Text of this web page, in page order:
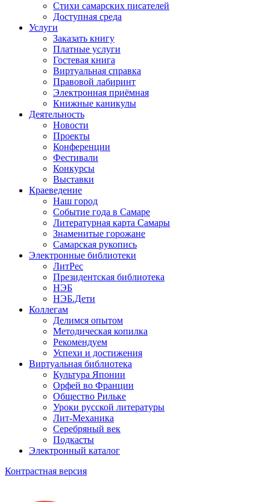
Стихи самарских писателей
Доступная среда
Услуги
Заказать книгу
Платные услуги
Гостевая книга
Виртуальная справка
Правовой лабиринт
Электронная приёмная
Книжные каникулы
Деятельность
Новости
Проекты
Конференции
Фестивали
Конкурсы
Выставки
Краеведение
Наш город
Событие года в Самаре
Литературная карта Самары
Знаменитые горожане
Самарская рукопись
Электронные библиотеки
ЛитРес
Президентская библиотека
НЭБ
НЭБ.Дети
Коллегам
Делимся опытом
Методическая копилка
Рекомендуем
Успехи и достижения
Виртуальная библиотека
Культура Японии
Орфей во Франции
Общество Рильке
Уроки русской литературы
Лит-Механика
Серебряный век
Подкасты
Электронный каталог
Контрастная версия